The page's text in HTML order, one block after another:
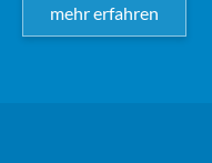
mehr erfahren